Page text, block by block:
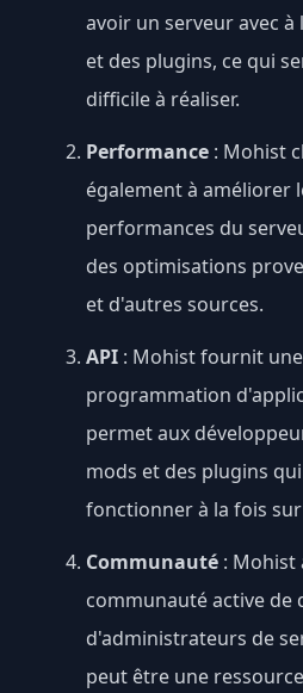
avoir un serveur avec à
et des plugins, ce qui
difficile à réaliser.
Performance : Mohist
également à améliorer
performances du
des optimisations
et d'autres sources.
API : Mohist fournit
programmation
permet aux
mods et des plugins
fonctionner à la fois
Communauté : Mohist
communauté active de
d'administrateurs de
peut être une